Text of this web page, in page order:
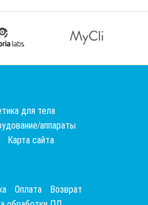
для тела
аппараты
Карта сайта
Оплата
Возврат